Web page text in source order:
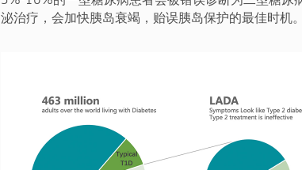
泌治疗，会加快胰岛衰竭，贻误胰岛保护的最佳时机。